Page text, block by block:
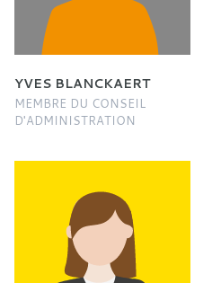
YVES BLANCKAERT
MEMBRE DU CONSEIL
D'ADMINISTRATION